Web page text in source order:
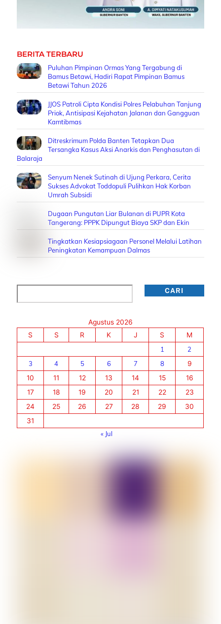
BERITA TERBARU
Puluhan Pimpinan Ormas Yang Tergabung di
Bamus Betawi, Hadiri Rapat Pimpinan Bamus
Betawi Tahun 2026
JJOS Patroli Cipta Kondisi Polres Pelabuhan Tanjung
Priok, Antisipasi Kejahatan Jalanan dan Gangguan
Kamtibmas
Ditreskrimum Polda Banten Tetapkan Dua
Tersangka Kasus Aksi Anarkis dan Penghasutan di
Balaraja
Senyum Nenek Sutinah di Ujung Perkara, Cerita
Sukses Advokat Toddopuli Pulihkan Hak Korban
Umrah Subsidi
Dugaan Pungutan Liar Bulanan di PUPR Kota
Tangerang: PPPK Dipungut Biaya SKP dan Ekin
Tingkatkan Kesiapsiagaan Personel Melalui Latihan
Peningkatan Kemampuan Dalmas
CARI
Agustus 2026
S
S R K J S
M
1
2
3
4 5 6 7 8
9
10
11 12 13 14 15
16
17
18 19 20 21 22
23
24
25 26 27 28 29
30
31
« Jul